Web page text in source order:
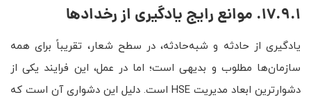
17.9.1. موانع رایج یادگیری از رخدادها
یادگیری از حادثه و شبه‌حادثه، در سطح شعار، تقریباً برای همه
سازمان‌ها مطلوب و بدیهی است؛ اما در عمل، این فرایند یکی از
دشوارترین ابعاد مدیریت HSE است. دلیل این دشواری آن است که